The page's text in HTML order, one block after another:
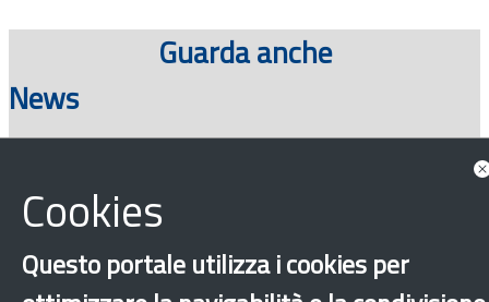
Guarda anche
News
Cookies
Questo portale utilizza i cookies per